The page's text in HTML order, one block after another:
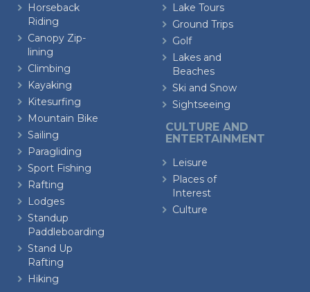
Horseback
Riding
Canopy Zip-
lining
Climbing
Kayaking
Kitesurfing
Mountain Bike
Sailing
Paragliding
Sport Fishing
Rafting
Lodges
Standup
Paddleboarding
Stand Up
Rafting
Hiking
Lake Tours
Ground Trips
Golf
Lakes and
Beaches
Ski and Snow
Sightseeing
CULTURE AND
ENTERTAINMENT
Leisure
Places of
Interest
Culture